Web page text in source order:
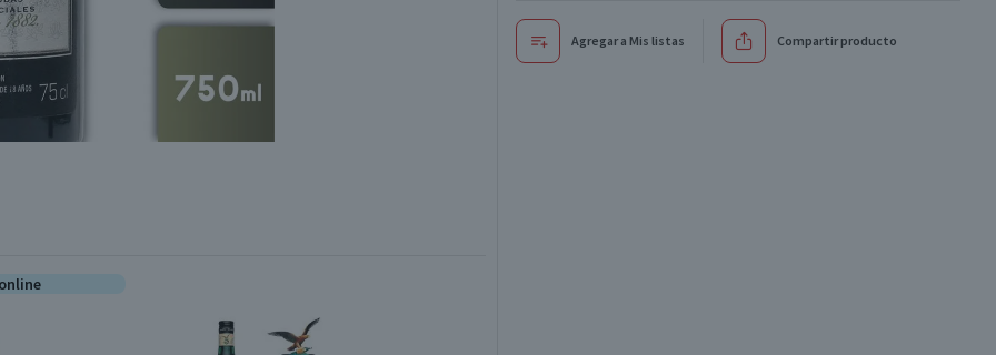
Agregar a Mis listas Compartir producto